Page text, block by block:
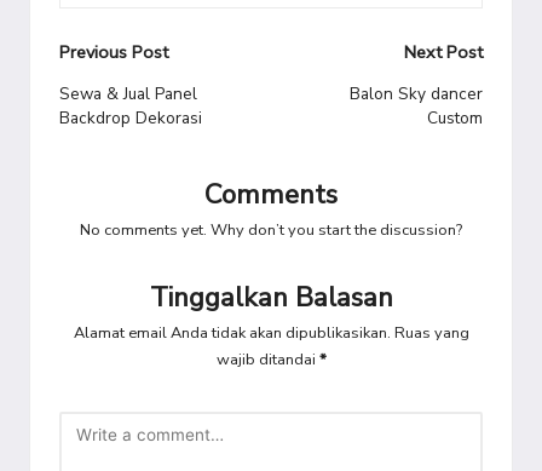
Post
navigation
Previous Post
Sewa & Jual Panel
Backdrop Dekorasi
Next Post
Balon Sky dancer
Custom
Comments
No comments yet. Why don’t you start the discussion?
Tinggalkan Balasan
Alamat email Anda tidak akan dipublikasikan. Ruas yang
wajib ditandai *